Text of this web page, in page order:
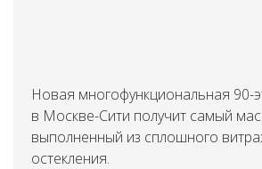
Новая многофункциональная 90-
в Москве-Сити получит самый
выполненный из сплошного
остекления.